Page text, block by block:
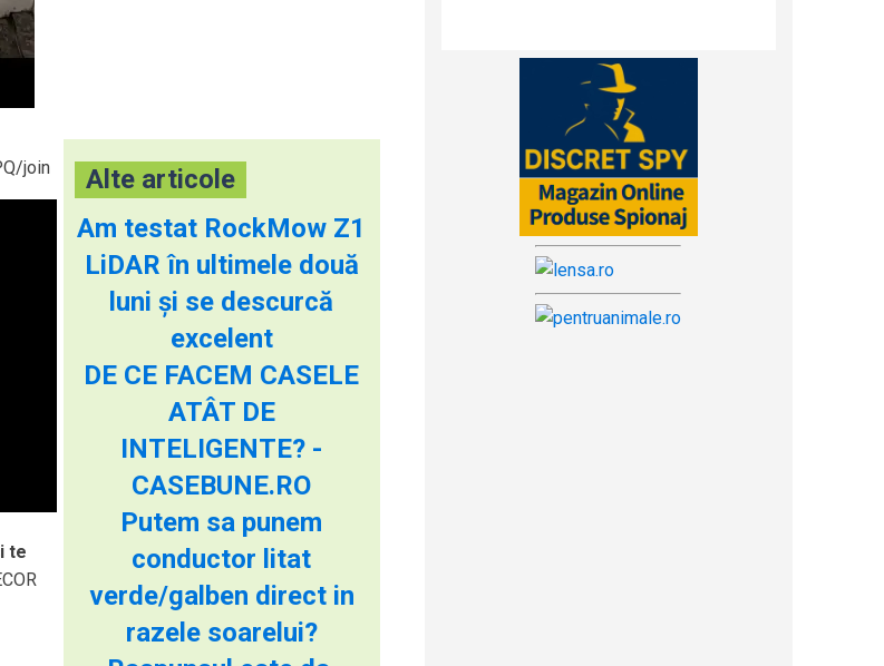
join
te
Alte articole
Am testat RockMow Z1
LiDAR în ultimele două
luni și se descurcă
excelent
DE CE FACEM CASELE
ATÂT DE
INTELIGENTE? -
CASEBUNE.RO
Putem sa punem
conductor litat
verde/galben direct in
razele soarelui?